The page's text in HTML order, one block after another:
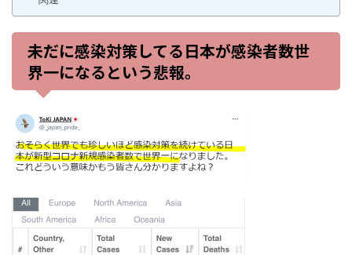
未だに感染対策してる日本が感染者数世
界一になるという悲報。